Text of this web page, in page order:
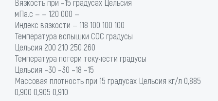
Вязкость при –15 градусах Цельсия
мПа.с — — 120 000 —
Индекс вязкости — 118 100 100 100
Температура вспышки COC градусы
Цельсия 200 210 250 260
Температура потери текучести градусы
Цельсия –30 –30 –18 –15
Массовая плотность при 15 градусах Цельсия кг/л 0,885
0,900 0,905 0,910